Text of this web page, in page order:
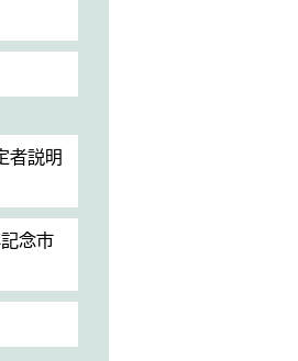
者説明
念市